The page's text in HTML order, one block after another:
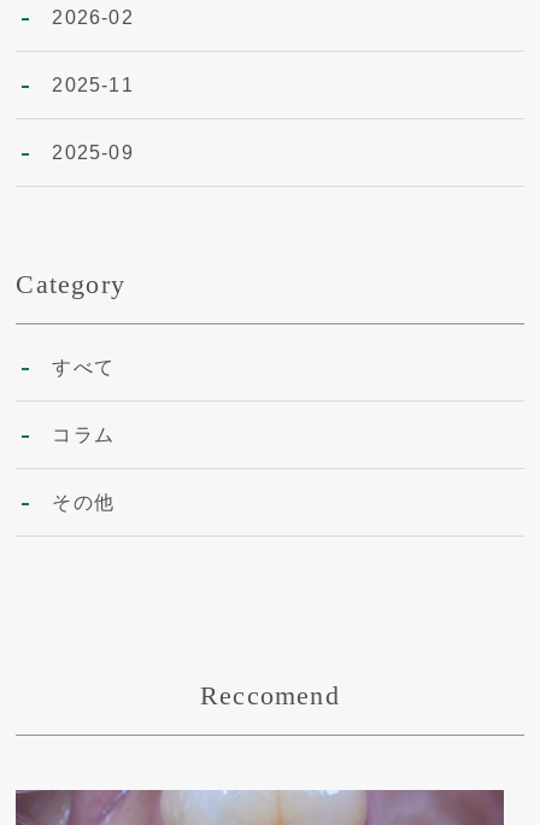
2026-02
2025-11
2025-09
Category
すべて
コラム
その他
Reccomend